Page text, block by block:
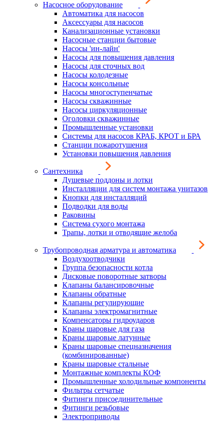
Насосное оборудование
Автоматика для насосов
Аксессуары для насосов
Канализационные установки
Насосные станции бытовые
Насосы 'ин-лайн'
Насосы для повышения давления
Насосы для сточных вод
Насосы колодезные
Насосы консольные
Насосы многоступенчатые
Насосы скважинные
Насосы циркуляционные
Оголовки скважинные
Промышленные установки
Системы для насосов КРАБ, КРОТ и БРА
Станции пожаротушения
Установки повышения давления
Сантехника
Душевые поддоны и лотки
Инсталляции для систем монтажа унитазов
Кнопки для инсталляций
Подводки для воды
Раковины
Система сухого монтажа
Трапы, лотки и отводящие желоба
Трубопроводная арматура и автоматика
Воздухоотводчики
Группа безопасности котла
Дисковые поворотные затворы
Клапаны балансировочные
Клапаны обратные
Клапаны регулирующие
Клапаны электромагнитные
Компенсаторы гидроударов
Краны шаровые для газа
Краны шаровые латунные
Краны шаровые спецназначения
(комбинированные)
Краны шаровые стальные
Монтажные комплекты КОФ
Промышленные холодильные компоненты
Фильтры сетчатые
Фитинги присоединительные
Фитинги резьбовые
Электроприводы